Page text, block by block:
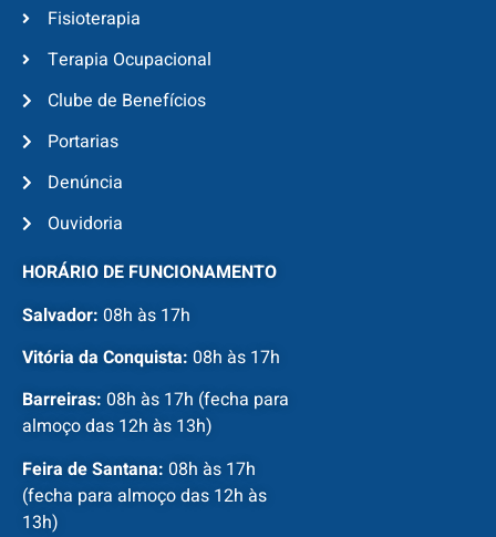
Fisioterapia
Terapia Ocupacional
Clube de Benefícios
Portarias
Denúncia
Ouvidoria
HORÁRIO DE FUNCIONAMENTO
Salvador: 08h às 17h
Vitória da Conquista: 08h às 17h
Barreiras: 08h às 17h (fecha para
almoço das 12h às 13h)
Feira de Santana: 08h às 17h
(fecha para almoço das 12h às
13h)